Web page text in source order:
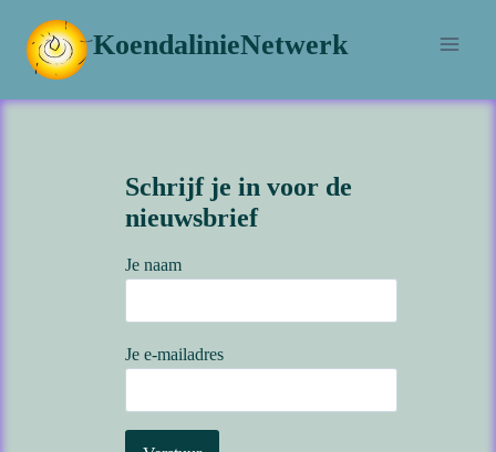
naar
inhoud
KoendalinieNetwerk
Schrijf je in voor de
nieuwsbrief
Je naam
Je e-mailadres